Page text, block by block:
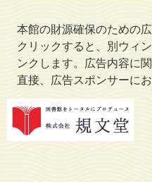
本館の財源確保のための
クリックすると、別ウィ
ンクします。広告内容に
直接、広告スポンサーに